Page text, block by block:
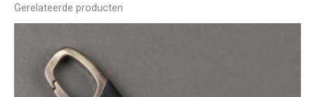
Gerelateerde producten